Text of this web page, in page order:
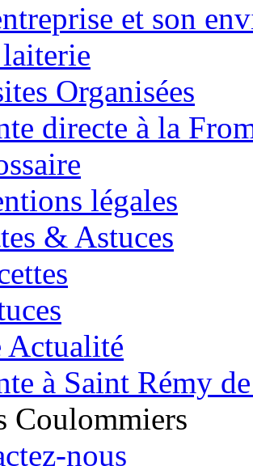
et son
Organisées
directe à la
légales
& Astuces
Actualité
à Saint Rémy
Coulommiers
nous